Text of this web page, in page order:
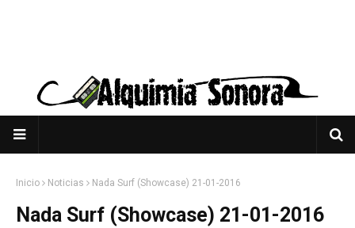
Inicio Noticias Nada Surf (Showcase) 21-01-2016
Nada Surf (Showcase) 21-01-2016